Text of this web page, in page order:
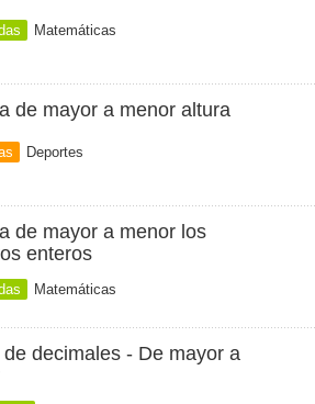
Matemáticas
de mayor a menor altura
Deportes
de mayor a menor los
enteros
Matemáticas
de decimales - De mayor a